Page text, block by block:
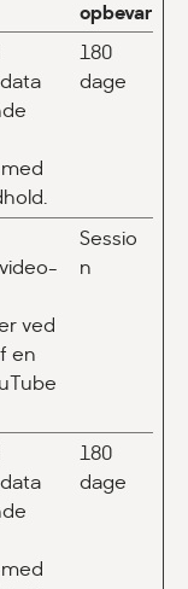
180
dage
ved
en
Sessio
n
180
dage